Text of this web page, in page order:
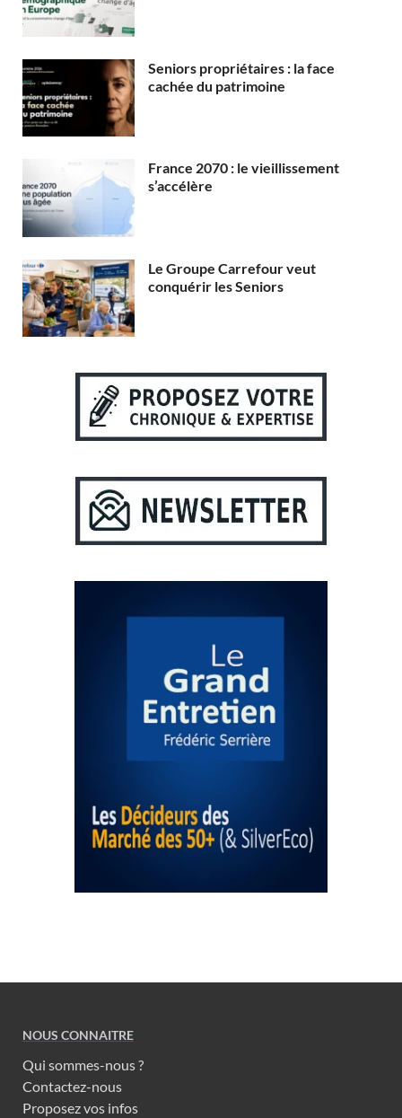
Seniors propriétaires : la face
cachée du patrimoine
France 2070 : le vieillissement
s’accélère
Le Groupe Carrefour veut
conquérir les Seniors
NOUS CONNAITRE
Qui sommes-nous ?
Contactez-nous
Proposez vos infos